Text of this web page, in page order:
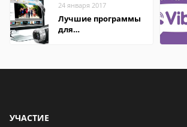
24 января 2017
Лучшие программы
для
УЧАСТИЕ